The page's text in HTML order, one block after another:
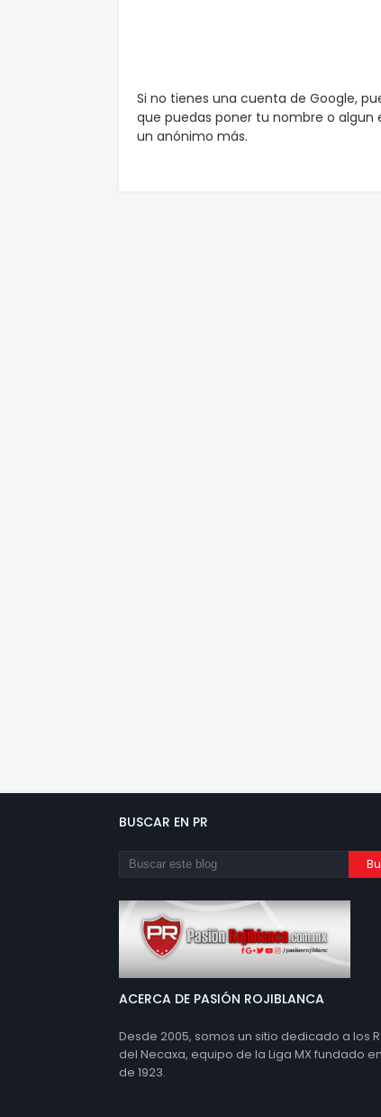
Si no tienes una cuenta de Google,
que puedas poner tu nombre o algun
un anónimo más.
BUSCAR EN PR
ACERCA DE PASIÓN ROJIBLANCA
Desde 2005, somos un sitio dedicado a los
del Necaxa, equipo de la Liga MX fundado
de 1923.